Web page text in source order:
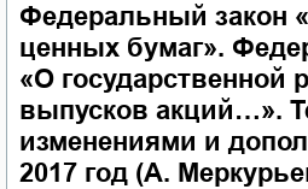
Федеральный закон
ценных бумаг».
«О государственной
выпусков акций…».
изменениями и
2017 год (А.